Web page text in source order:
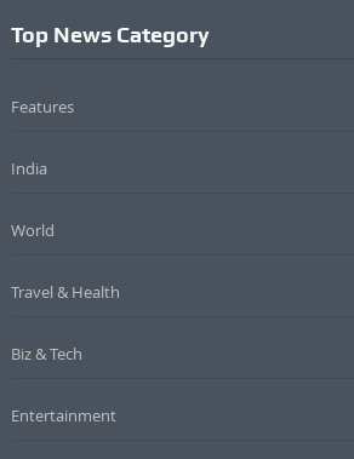
Top News Category
Features
India
World
Travel & Health
Biz & Tech
Entertainment